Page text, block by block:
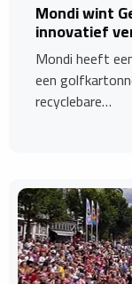
Mondi wint
innovatief
Mondi heeft
een
recyclebare…